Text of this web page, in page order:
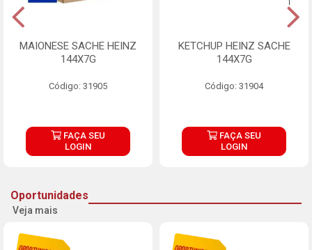
MAIONESE SACHE HEINZ
144X7G
Código: 31905
FAÇA SEU
LOGIN
KETCHUP HEINZ SACHE
144X7G
Código: 31904
FAÇA SEU
LOGIN
Oportunidades
Veja mais